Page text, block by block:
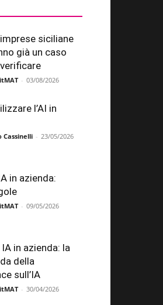
siciliane
già un caso
- 03/08/2026
l’AI in
Cassinelli - 23/05/2026
in azienda:
- 09/05/2026
in azienda: la
della
sull’IA
- 30/04/2026